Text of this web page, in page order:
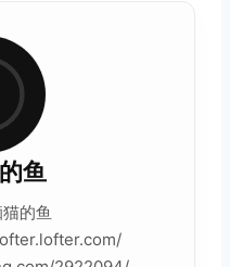
鱼
的鱼